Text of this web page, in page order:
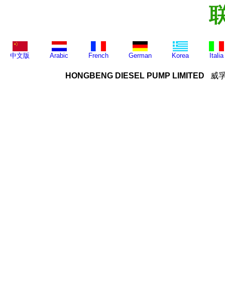
中文版 Arabic French German Korea Italia
HONGBENG DIESEL PUMP LIMITED 威